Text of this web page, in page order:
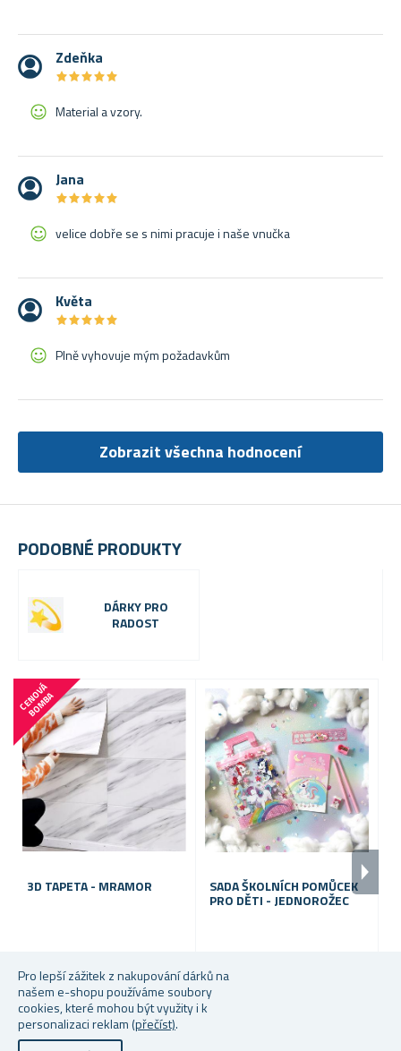
Pro lepší zážitek z nakupování dárků na
našem e-shopu používáme soubory
cookies, které mohou být využity i k
personalizaci reklam (přečíst).
PODOBNÉ PRODUKTY
DÁRKY PRO
RADOST
C
E
N
O
V
Á
B
O
M
B
A
3D TAPETA - MRAMOR
Od 95 Kč
Skladem
SADA ŠKOLNÍCH POMŮCEK
PRO DĚTI - JEDNOROŽEC
79 Kč
Skladem
Zdeňka
★★★★★
★★★★★
Material a vzory.
Jana
★★★★★
★★★★★
velice dobře se s nimi pracuje i naše vnučka
Květa
★★★★★
★★★★★
Plně vyhovuje mým požadavkům
Zobrazit všechna hodnocení